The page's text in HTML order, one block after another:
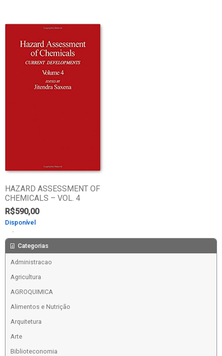
HAZARD ASSESSMENT OF
CHEMICALS – VOL. 4
R$590,00
Disponível
Comprar
Categorias
Administracao
Agricultura
AGROQUIMICA
Alimentos e Nutrição
Arquitetura
Arte
Biblioteconomia